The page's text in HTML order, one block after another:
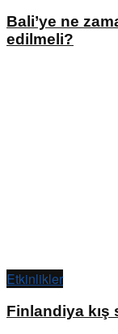
Bali’ye ne
edilmeli?
Etkinlikler
Finlandiya